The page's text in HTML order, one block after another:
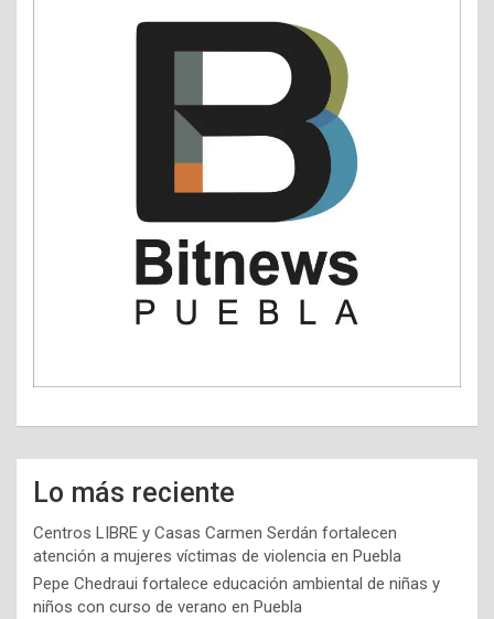
Lo más reciente
Centros LIBRE y Casas Carmen Serdán fortalecen
atención a mujeres víctimas de violencia en Puebla
Pepe Chedraui fortalece educación ambiental de niñas y
niños con curso de verano en Puebla